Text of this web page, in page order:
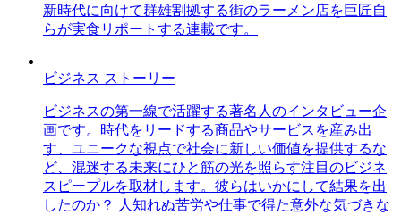
新時代に向けて群雄割拠する街のラーメン店を巨匠自
らが実食リポートする連載です。
ビジネス ストーリー
ビジネスの第一線で活躍する著名人のインタビュー企
画です。時代をリードする商品やサービスを産み出
す、ユニークな視点で社会に新しい価値を提供するな
ど、混迷する未来にひと筋の光を照らす注目のビジネ
スピープルを取材します。彼らはいかにして結果を出
したのか？ 人知れぬ苦労や仕事で得た意外な気づきな